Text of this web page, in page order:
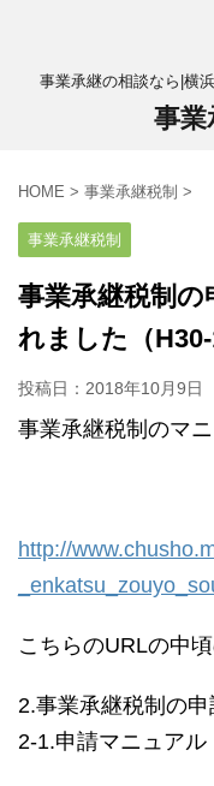
事業承継の相談なら|横
事業
HOME > 事業承継税制 >
事業承継税制
事業承継税制
れました（H30-
投稿日： 2018年10月9日
事業承継税制のマ
http://
こちらのURLの中
2.事業承継税制の申
2-1.申請マニュアル